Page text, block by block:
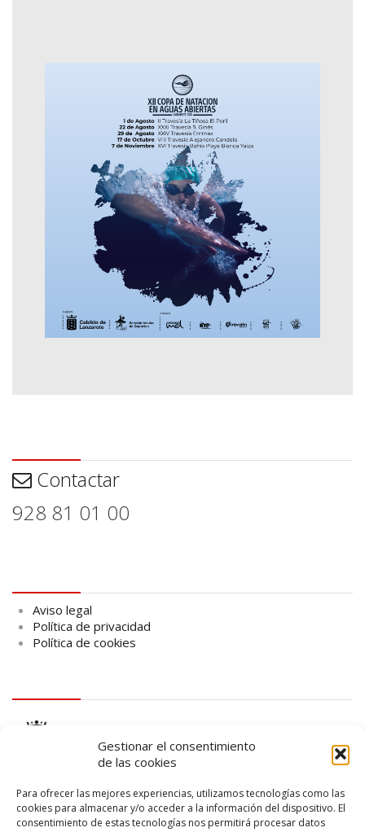
Gestionar el consentimiento
de las cookies
Para ofrecer las mejores experiencias, utilizamos tecnologías como las
cookies para almacenar y/o acceder a la información del dispositivo. El
consentimiento de estas tecnologías nos permitirá procesar datos
Contactar
928 81 01 00
Aviso legal
Política de privacidad
Política de cookies